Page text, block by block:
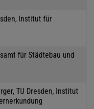
Institut für
für Städtebau und
TU Dresden, Institut